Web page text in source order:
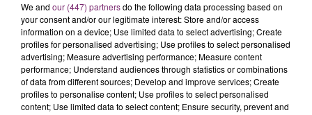
We and our (447) partnersdo the following data processing based on
your consent and/or our legitimate interest: Store and/or access
information on a device; Use limited data to select advertising; Create
profiles for personalised advertising; Use profiles to select personalised
advertising; Measure advertising performance; Measure content
performance; Understand audiences through statistics or combinations
of data from different sources; Develop and improve services; Create
profiles to personalise content; Use profiles to select personalised
content; Use limited data to select content; Ensure security, prevent and